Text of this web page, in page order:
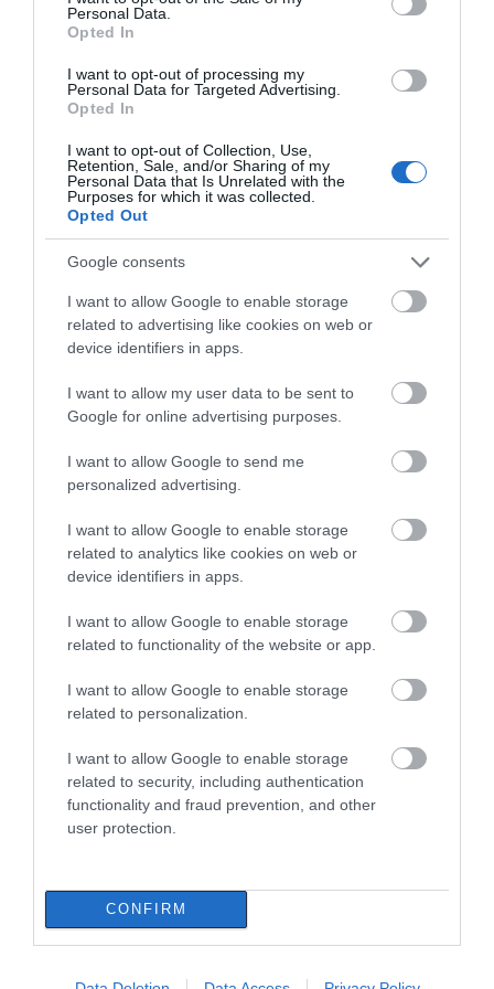
Personal Data.
Opted In
I want to opt-out of processing my
Personal Data for Targeted Advertising.
Opted In
I want to opt-out of Collection, Use,
Retention, Sale, and/or Sharing of my
Personal Data that Is Unrelated with the
Purposes for which it was collected.
Opted Out
Google consents
I want to allow Google to enable storage
related to advertising like cookies on web or
device identifiers in apps.
I want to allow my user data to be sent to
Google for online advertising purposes.
I want to allow Google to send me
personalized advertising.
I want to allow Google to enable storage
related to analytics like cookies on web or
device identifiers in apps.
I want to allow Google to enable storage
related to functionality of the website or app.
I want to allow Google to enable storage
related to personalization.
I want to allow Google to enable storage
related to security, including authentication
functionality and fraud prevention, and other
user protection.
CONFIRM
που έπεσε από την γέφυρα: Τα
νεότερα για την υγεία της
Νεότερα για τη Φωτιά στη Σκύρο:
– Νέο βίντεο
06.08.2026 | 21:00
Καφές: Τα οφέλη της μέτριας
στο μικροβίωμα του εντέρου
06.08.2026 | 21:00
«Ανάσα» για τους αγρότες στην
06.08.2026 | 20:40
Ο λόγος που τηγανίζουμε ψάρια
του Σωτήρος – Πως θα κάνετε το
06.08.2026 | 20:20
Θρήνος στην Εύβοια: Έφυγε από
τροχαίο με αγριογούρουνο
06.08.2026 | 20:20
Νέο σοβαρό τροχαίο στην Εύβοια:
Τούμπαρε αυτοκίνητο
Έσπασαν πιάτα στο κεφάλι του
Αταμάν – Βίντεο από τη Σύμη
Φωτιά στη Σκύρο: Συνεχίζει να
καίει στο Νησί, συγκλονιστική
Όλες οι τελευταίες ειδήσεις
ΠΕΡΙΣΣΟΤΕΡΑ ΑΠΟ ΕΙΔΗΣΕΙΣ ΕΥΒΟΙΑ
Φωτιά στη Σκύρο:
Δύσκολη νύχτα για την
εικόνες και βίντεο
Εύβοια: Με κατάνυξη
και πλήθος κόσμου η
μεγάλη γιορτή στους
Ωρεούς – Παρών ο
Θανάσης Ζεμπίλης
Σοκ στην Εύβοια με την
κοπέλα που έπεσε από
την γέφυρα: Τα
κτηνοτροφική μονάδα